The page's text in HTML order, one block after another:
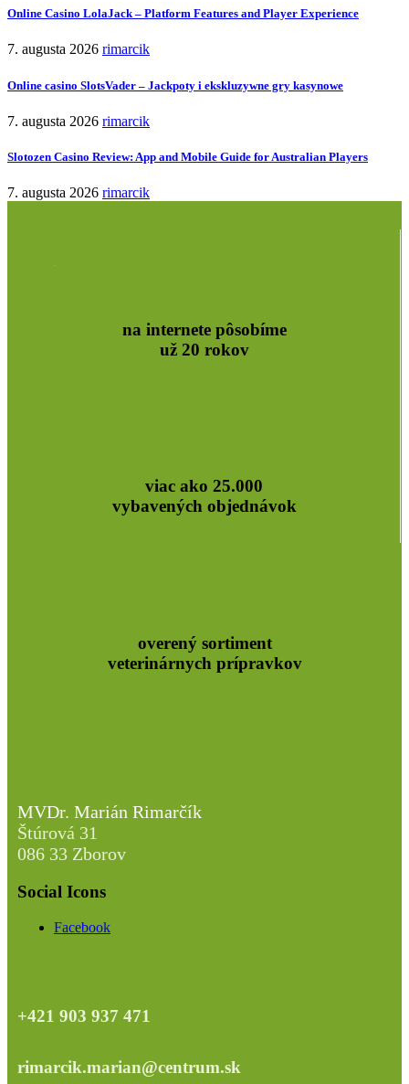
Online Casino LolaJack – Platform Features and Player Experience
7. augusta 2026 rimarcik
Online casino SlotsVader – Jackpoty i ekskluzywne gry kasynowe
7. augusta 2026 rimarcik
Slotozen Casino Review: App and Mobile Guide for Australian Players
7. augusta 2026 rimarcik
na internete pôsobíme
už 20 rokov
viac ako 25.000
vybavených objednávok
overený sortiment
veterinárnych prípravkov
MVDr. Marián Rimarčík
Štúrová 31
086 33 Zborov
Social Icons
Facebook
+421 903 937 471
rimarcik.marian@centrum.sk